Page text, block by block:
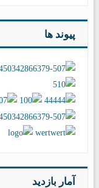
پیوند ها
آمار بازدید